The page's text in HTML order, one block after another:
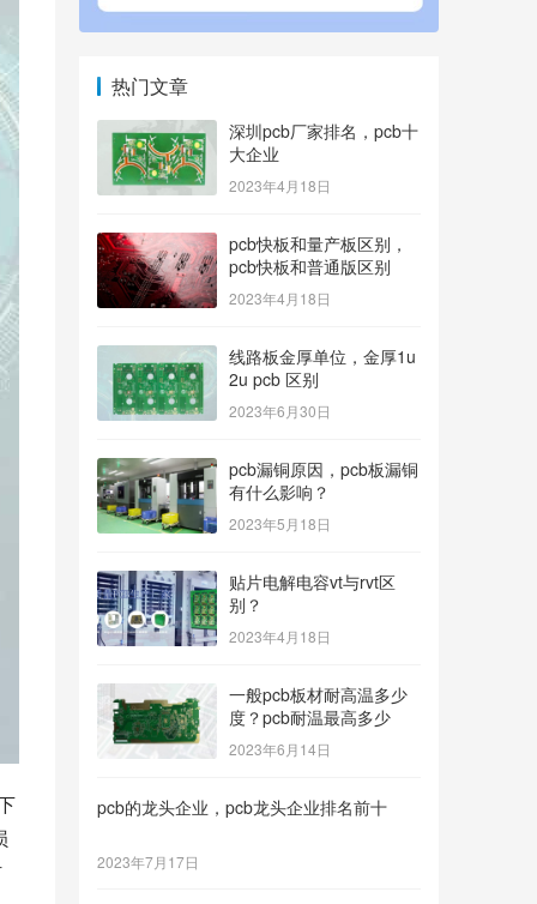
热门文章
深圳pcb厂家排名，pcb十
大企业
2023年4月18日
pcb快板和量产板区别，
pcb快板和普通版区别
2023年4月18日
线路板金厚单位，金厚1u
2u pcb 区别
2023年6月30日
pcb漏铜原因，pcb板漏铜
有什么影响？
2023年5月18日
贴片电解电容vt与rvt区
别？
2023年4月18日
一般pcb板材耐高温多少
度？pcb耐温最高多少
2023年6月14日
pcb的龙头企业，pcb龙头企业排名前十
2023年7月17日